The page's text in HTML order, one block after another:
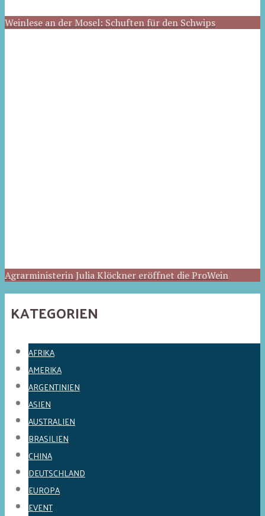
Weinlese an der Mosel: Schuften für den Schwips
Agrarministerin Julia Klöckner eröffnet die ProWein
KATEGORIEN
AFRIKA
AMERIKA
ARGENTINIEN
ASIEN
AUSTRALIEN
BRASILIEN
CHINA
DEUTSCHLAND
EUROPA
EVENT